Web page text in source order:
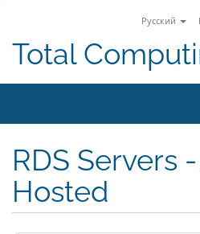
Русский
Total
RDS Servers
Hosted